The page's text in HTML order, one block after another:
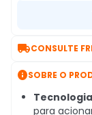
CONSULTE
SOBRE O
para